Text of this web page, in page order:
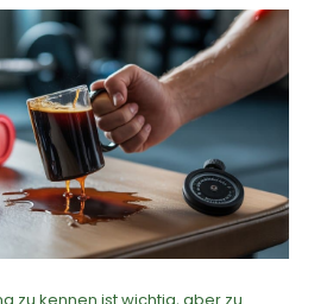
zu kennen ist wichtig, aber zu